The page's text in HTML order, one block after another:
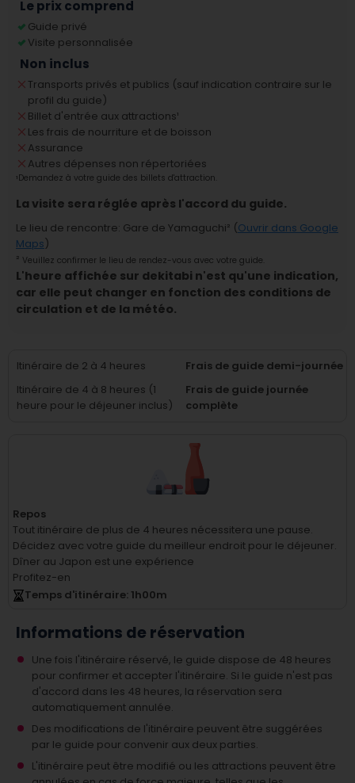
Le prix comprend
Guide privé
Visite personnalisée
Non inclus
Transports privés et publics (sauf indication contraire sur le
profil du guide)
Billet d'entrée aux attractions¹
Les frais de nourriture et de boisson
Assurance
Autres dépenses non répertoriées
¹Demandez à votre guide des billets d'attraction.
La visite sera réglée après l'accord du guide.
Le lieu de rencontre: Gare de Yamaguchi² (Ouvrir dans Google
Maps)
² Veuillez confirmer le lieu de rendez-vous avec votre guide.
L'heure affichée sur dekitabi n'est qu'une indication,
car elle peut changer en fonction des conditions de
circulation et de la météo.
Itinéraire de 2 à 4 heures
Frais de guide demi-journée
Itinéraire de 4 à 8 heures (1
heure pour le déjeuner inclus)
Frais de guide journée
complète
Repos
Tout itinéraire de plus de 4 heures nécessitera une pause.
Décidez avec votre guide du meilleur endroit pour le déjeuner.
Dîner au Japon est une expérience
Profitez-en
Temps d'itinéraire: 1h00m
Informations de réservation
Une fois l'itinéraire réservé, le guide dispose de 48 heures
pour confirmer et accepter l'itinéraire. Si le guide n'est pas
d'accord dans les 48 heures, la réservation sera
automatiquement annulée.
Des modifications de l'itinéraire peuvent être suggérées
par le guide pour convenir aux deux parties.
L'itinéraire peut être modifié ou les attractions peuvent être